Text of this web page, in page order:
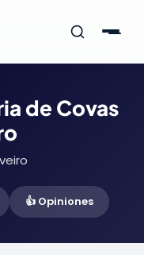
de Covas
👍 Opiniones